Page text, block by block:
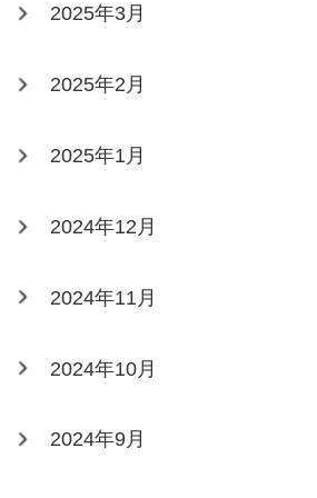
2025年3月
2025年2月
2025年1月
2024年12月
2024年11月
2024年10月
2024年9月